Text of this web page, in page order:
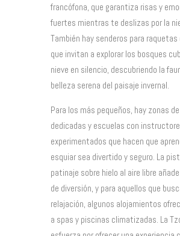
francófona, que garantiza risas y
fuertes mientras te deslizas por la
También hay senderos para raquetas
que invitan a explorar los bosques
nieve en silencio, descubriendo la
belleza serena del paisaje invernal.
Para los más pequeños, hay zonas
dedicadas y escuelas con
experimentados que hacen que
esquiar sea divertido y seguro. La
patinaje sobre hielo al aire libre
de diversión, y para aquellos que
relajación, algunos alojamientos
a spas y piscinas climatizadas. La